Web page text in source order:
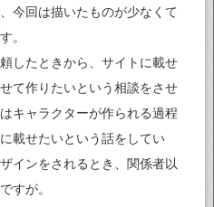
今回は描いたものが少なくて
。
たときから、サイトに載せ
て作りたいという相談をさせ
キャラクターが作られる過程
載せたいという話をしてい
インをされるとき、関係者以
すが。